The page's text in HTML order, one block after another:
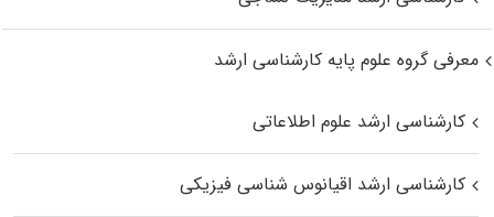
معرفی گروه علوم پایه کارشناسی ارشد
کارشناسی ارشد علوم اطلاعاتی
کارشناسی ارشد اقیانوس‌ شناسی فیزیکی